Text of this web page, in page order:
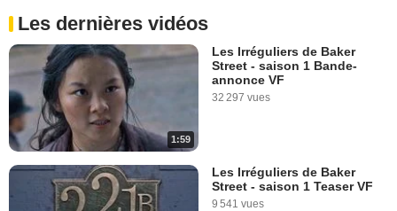
Les dernières vidéos
1:59
Les Irréguliers de Baker
Street - saison 1 Bande-
annonce VF
32 297 vues
Les Irréguliers de Baker
Street - saison 1 Teaser VF
9 541 vues